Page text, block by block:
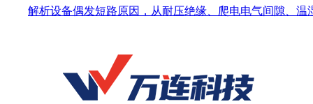
解析设备偶发短路原因，从耐压绝缘、爬电电气间隙、温